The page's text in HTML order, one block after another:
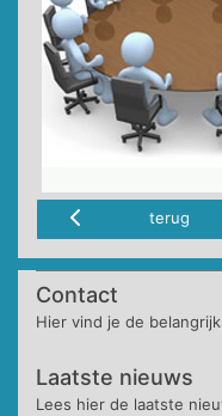
terug
Contact
Hier vind je de
Laatste nieuws
Lees hier de laatste